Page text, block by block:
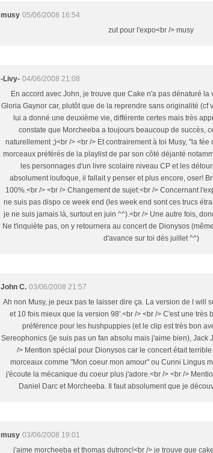
musy 05/06/2008 16:54
zut pour l'expo<br /> musy
-Livy- 04/06/2008 21:08
En accord avec John, je trouve que Cake n'a pas dénaturé la
Gloria Gaynor car, plutôt que de la reprendre sans originalité (cf
lui a donné une deuxième vie, différente certes mais très
constate que Morcheeba a toujours beaucoup de succès,
naturellement ;)<br /> <br /> Et contrairement à toi Musy, "la fée
morceaux préférés de la playlist de par son côté déjanté
les personnages d'un livre scolaire niveau CP et les
absolument loufoque, il fallait y penser et plus encore, oser!
100%.<br /> <br /> Changement de sujet:<br /> Concernant
ne suis pas dispo ce week end (les week end sont ces trucs
je ne suis jamais là, surtout en juin ^^).<br /> Une autre fois,
Ne t'inquiète pas, on y retournera au concert de Dionysos
d'avance sur toi dés juillet ^^)
John C. 03/06/2008 21:57
Ah non Musy, je peux pas te laisser dire ça. La version de I will
et 10 fois mieux que la version 98'.<br /> <br /> C'est une très
préférence pour les hushpuppies (et le clip est très bon
Sereophonics (je suis pas un fan absolu mais j'aime bien), Jack
/> Mention spécial pour Dionysos car le concert était
morceaux comme "Mon coeur mon amour" ou Cunni Lingus
j'écoute la mécanique du coeur plus j'adore.<br /> <br />
Daniel Darc et Morcheeba. Il faut absolument que je
musy 03/06/2008 19:01
j'aime morcheeba et thomas dutronc!<br /> je trouve que